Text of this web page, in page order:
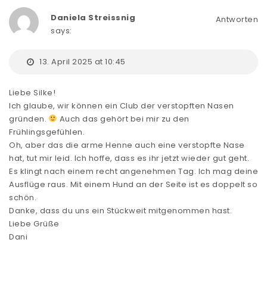
Antworten
Daniela Streissnig
says:
13. April 2025 at 10:45
Liebe Silke!
Ich glaube, wir können ein Club der verstopften Nasen
gründen.
Auch das gehört bei mir zu den
Frühlingsgefühlen.
Oh, aber das die arme Henne auch eine verstopfte Nase
hat, tut mir leid. Ich hoffe, dass es ihr jetzt wieder gut geht.
Es klingt nach einem recht angenehmen Tag. Ich mag deine
Ausflüge raus. Mit einem Hund an der Seite ist es doppelt so
schön.
Danke, dass du uns ein Stückweit mitgenommen hast.
Liebe Grüße
Dani